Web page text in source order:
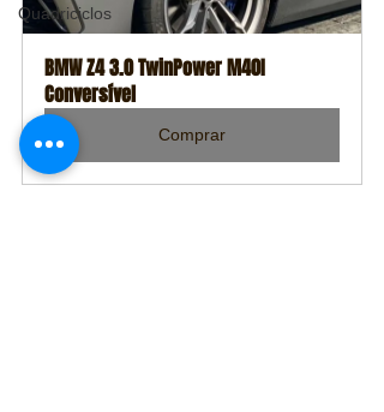
Quadriciclos
BMW Z4 3.0 TwinPower M40I
Conversível
Comprar